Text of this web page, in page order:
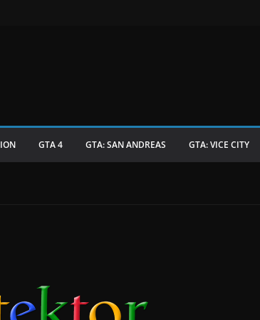
GTA 4 GTA: SAN ANDREAS GTA: VICE CITY